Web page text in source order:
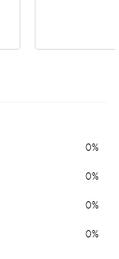
0%
0%
0%
0%